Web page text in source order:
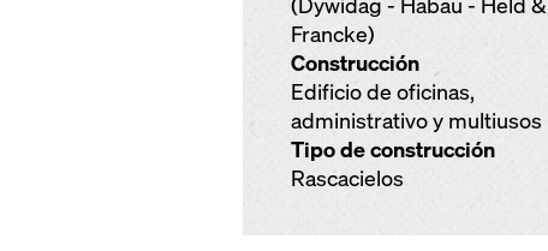
Francke)
Construcción
Edificio de oficinas,
administrativo y multiusos
Tipo de construcción
Rascacielos